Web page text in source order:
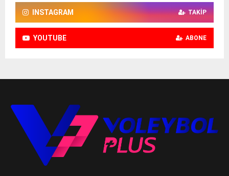
INSTAGRAM TAKIP
YOUTUBE ABONE